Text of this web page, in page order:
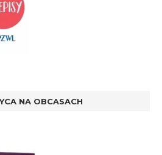
NA OBCASACH